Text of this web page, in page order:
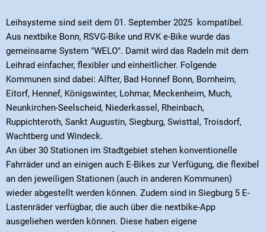
Leihsysteme sind seit dem 01. September 2025 kompatibel.
Aus nextbike Bonn, RSVG-Bike und RVK e-Bike wurde das
gemeinsame System "WELO". Damit wird das Radeln mit dem
Leihrad einfacher, flexibler und einheitlicher. Folgende
Kommunen sind dabei: Alfter, Bad Honnef Bonn, Bornheim,
Eitorf, Hennef, Königswinter, Lohmar, Meckenheim, Much,
Neunkirchen-Seelscheid, Niederkassel, Rheinbach,
Ruppichteroth, Sankt Augustin, Siegburg, Swisttal, Troisdorf,
Wachtberg und Windeck.
An über 30 Stationen im Stadtgebiet stehen konventionelle
Fahrräder und an einigen auch E-Bikes zur Verfügung, die flexibel
an den jeweiligen Stationen (auch in anderen Kommunen)
wieder abgestellt werden können. Zudem sind in Siegburg 5 E-
Lastenräder verfügbar, die auch über die nextbike-App
ausgeliehen werden können. Diese haben eigene